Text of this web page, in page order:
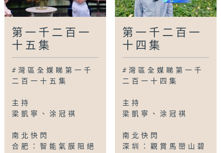
第一千二百一
十五集
#灣區全媒睇第一千
二百一十五集
主持
梁凱寧、涂冠祺
南北快閃
合肥：智能氣膜阻絕
第一千二百一
十四集
#灣區全媒睇第一千
二百一十四集
主持
梁凱寧、涂冠祺
南北快閃
深圳：觀賞馬巒山碧